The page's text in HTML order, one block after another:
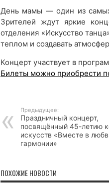
День мамы — один из самых
Зрителей ждут яркие
отделения «Искусство
теплом и создавать
Концерт участвует в
Билеты можно приобрести
Предыдущее:
Праздничный концерт,
посвящённый 45-летию
искусств «Вместе в
гармонии»
ПОХОЖИЕ НОВОСТИ